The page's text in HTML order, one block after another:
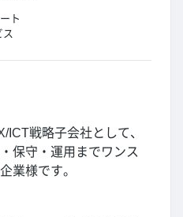
ト
ICT戦略子会社として、
保守・運用までワンス
業様です。